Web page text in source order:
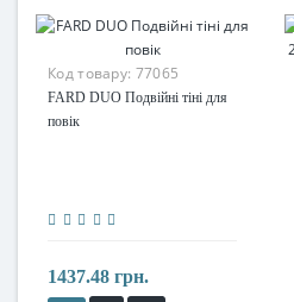
Код товару: 77065
FARD DUO Подвійні тіні для
повік
1437.48 грн.